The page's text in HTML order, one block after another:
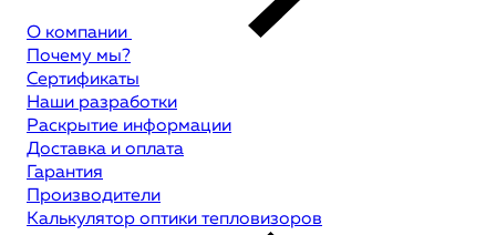
О компании
Почему мы?
Сертификаты
Наши разработки
Раскрытие информации
Доставка и оплата
Гарантия
Производители
Калькулятор оптики тепловизоров